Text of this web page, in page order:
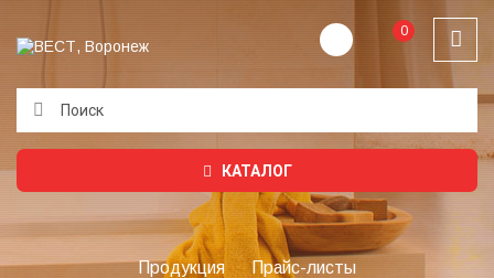
0
КАТАЛОГ
Продукция Прайс-листы